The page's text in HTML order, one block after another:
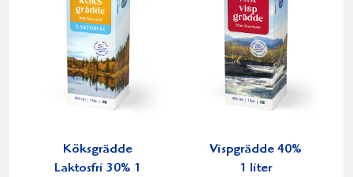
Köksgrädde
Laktosfri 30% 1
Vispgrädde 40%
1 liter